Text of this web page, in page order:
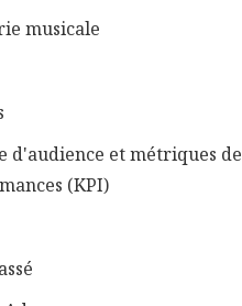
musicale
d'audience et métriques de
(KPI)